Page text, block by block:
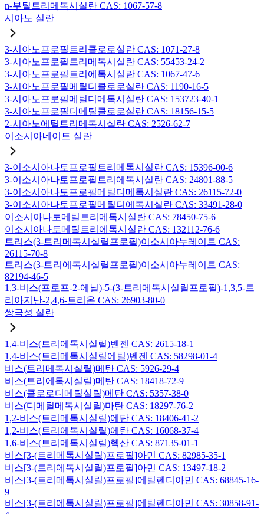
n-부틸트리메톡시실란 CAS: 1067-57-8
시아노 실란
3-시아노프로필트리클로로실란 CAS: 1071-27-8
3-시아노프로필트리메톡시실란 CAS: 55453-24-2
3-시아노프로필트리에톡시실란 CAS: 1067-47-6
3-시아노프로필메틸디클로로실란 CAS: 1190-16-5
3-시아노프로필메틸디메톡시실란 CAS: 153723-40-1
3-시아노프로필디메틸클로로실란 CAS: 18156-15-5
2-시아노에틸트리메톡시실란 CAS: 2526-62-7
이소시아네이트 실란
3-이소시아나토프로필트리메톡시실란 CAS: 15396-00-6
3-이소시아나토프로필트리에톡시실란 CAS: 24801-88-5
3-이소시아나토프로필메틸디메톡시실란 CAS: 26115-72-0
3-이소시아나토프로필메틸디에톡시실란 CAS: 33491-28-0
이소시아나토메틸트리메톡시실란 CAS: 78450-75-6
이소시아나토메틸트리에톡시실란 CAS: 132112-76-6
트리스(3-트리메톡시실릴프로필)이소시아누레이트 CAS:
26115-70-8
트리스(3-트리에톡시실릴프로필)이소시아누레이트 CAS:
82194-46-5
1,3-비스(프로프-2-에닐)-5-(3-트리메톡시실릴프로필)-1,3,5-트
리아지난-2,4,6-트리온 CAS: 26903-80-0
쌍극성 실란
1,4-비스(트리에톡시실릴)벤젠 CAS: 2615-18-1
1,4-비스(트리메톡시실릴에틸)벤젠 CAS: 58298-01-4
비스(트리메톡시실릴)메탄 CAS: 5926-29-4
비스(트리에톡시실릴)메탄 CAS: 18418-72-9
비스(클로로디메틸실릴)메탄 CAS: 5357-38-0
비스(디메틸메톡시실릴)마탄 CAS: 18297-76-2
1,2-비스(트리메톡시실릴)에탄 CAS: 18406-41-2
1,2-비스(트리에톡시실릴)에탄 CAS: 16068-37-4
1,6-비스(트리메톡시실릴)헥산 CAS: 87135-01-1
비스[3-(트리메톡시실릴)프로필]아민 CAS: 82985-35-1
비스[3-(트리에톡시실릴)프로필]아민 CAS: 13497-18-2
비스[3-(트리메톡시실릴)프로필]에틸렌디아민 CAS: 68845-16-
9
비스[3-(트리에톡시실릴)프로필]에틸렌디아민 CAS: 30858-91-